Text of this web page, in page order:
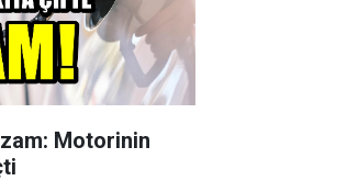
Motorinin